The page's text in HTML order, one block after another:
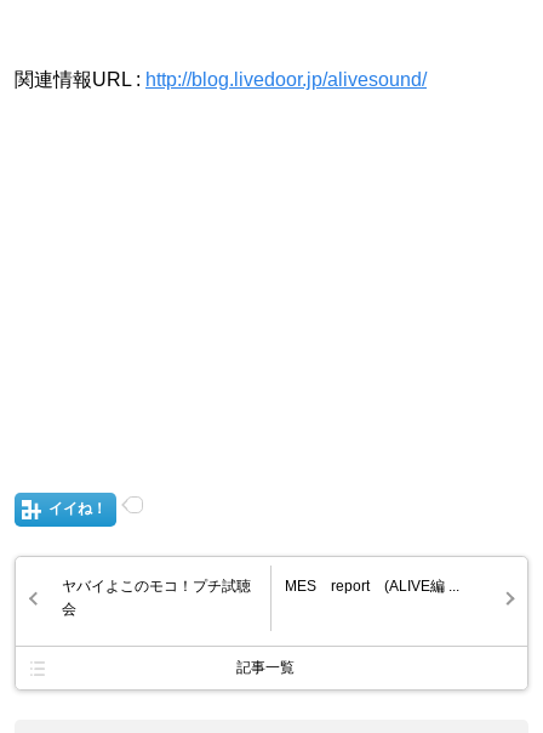
関連情報URL : http://blog.livedoor.jp/alivesound/
イイね！
ヤバイよこのモコ！プチ試聴
会
MES report (ALIVE編 ...
記事一覧